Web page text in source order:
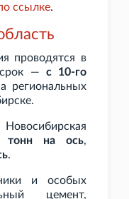
ссылке.
проводятся в
срок — с 10-го
Новосибирская
тонн на ось,
.
и особых
цемент,